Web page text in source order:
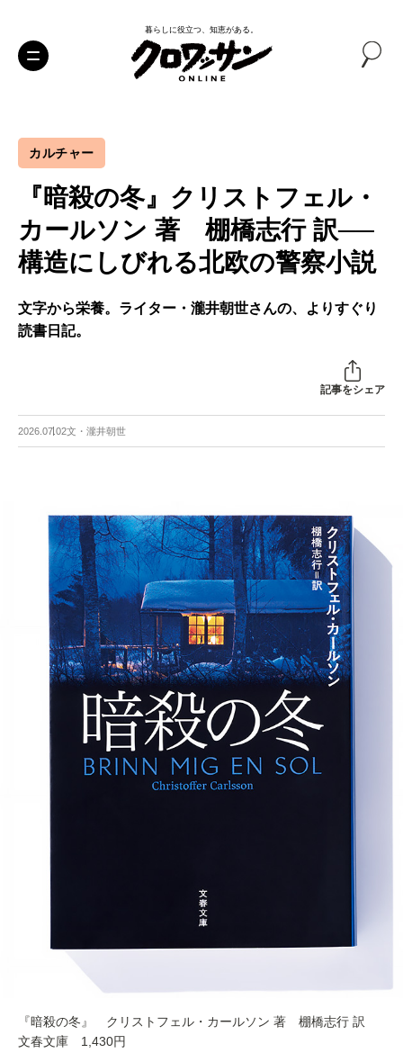
暮らしに役立つ、知恵がある。
カルチャー
『暗殺の冬』クリストフェル・
カールソン 著 棚橋志行 訳──
構造にしびれる北欧の警察小説
文字から栄養。ライター・瀧井朝世さんの、よりすぐり
読書日記。
記事をシェア
2026.07.02文・瀧井朝世
『暗殺の冬』 クリストフェル・カールソン 著 棚橋志行 訳
文春文庫 1,430円